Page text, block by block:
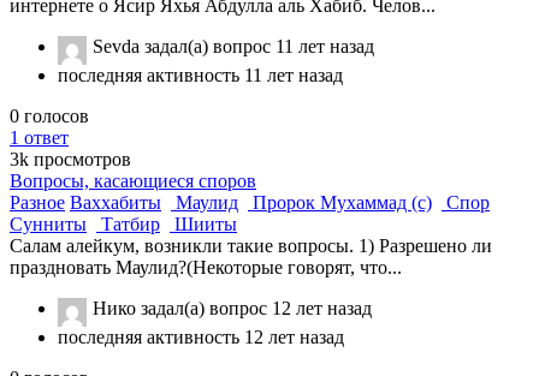
интернете о Ясир Яхья Абдулла аль Хабиб. Челов...
Sevda задал(а) вопрос 11 лет назад
последняя активность 11 лет назад
0 голосов
1 ответ
3k просмотров
Вопросы, касающиеся споров
Разное Ваххабиты Маулид Пророк Мухаммад (с)
Спор
Сунниты
Татбир
Шииты
Салам алейкум, возникли такие вопросы. 1) Разрешено ли
праздновать Маулид?(Некоторые говорят, что...
Нико задал(а) вопрос 12 лет назад
последняя активность 12 лет назад